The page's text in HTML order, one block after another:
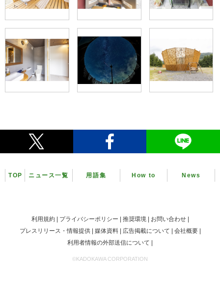
TOP ニュース一覧 用語集 How to News
利用規約 プライバシーポリシー 推奨環境
お問い合わせ
プレスリリース・情報提供
媒体資料 広告掲載について
会社概要
利用者情報の外部送信について
©KADOKAWA CORPORATION